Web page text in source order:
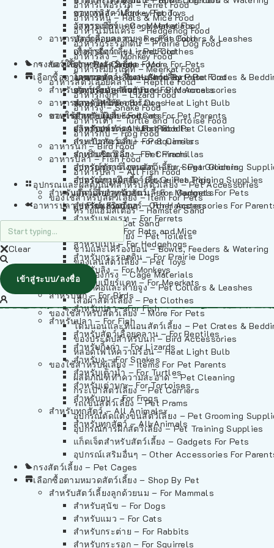
อาหารเฟอร์เร็ต – Ferret Food
อาหารหนู – Rats & Mice Food
อาหารเม่นแคระ – Hedgehog Food
อาหารกระรอกดิน – Prairie Dog Food
อาหารลิง – Monkey Food
อาหารเมียร์แคท – Meerkat Food
อาหารสัตว์เลี้อยคลาน – Reptile Food
อาหารกิ้งก่า – Lizard Food
อาหารงู – Snake Food
อาหารเต่า – Turtle and Tortoise Food
อาหารกบ – Frog Food
อาหารนก – Bird Food
อาหารปลา – Fish Food
อาหารปลา – All Fish Food
อุปกรณและผลิตภัณฑ์สำหรับสัตว์เลี้ยง – Pet Accessories
ของใช้สำหรับสัตว์เลี้ยง – Item For Pets
ทรายแฮมสเตอร์ – Hamster Sand
ทรายแมว – Cat Sand
ห้องน้ำสัตว์เลี้ยง – Pet Toilets
ชามและเครื่องป้อน – Bowls, Feeders & Watering
ของเล่นสัตว์เลี้ยง – Pet Toys
วัสดุรองกรง – Cage Materials
ปลอกคอและสายจูง – Pet Collars & Leashes
เสื้อผ้าสัตว์เลี้ยง – Pet Clothes
ของใช้สำหรับสัตว์เลี้ยง – More For Pets
โดมนอนและที่นอนสัตว์เลี้ยง – Pet Crates &
ของประดับสำหรับนก – Bird Accessories
หลอดไฟให้ความร้อน – Heat Light Bulb
ของใช้สำหรับผู้เลี้ยง – Items For Pet Parents
ผลิตภัณฑ์ทำความสะอาด – Pet Cleaning
กระเป๋าสัตว์เลี้ยง – Pet Carriers
รถเข็นสัตว์เลี้ยง – Pet Prams
อุปกรณ์ตัดแต่งขนสัตว์เลี้ยง – Pet Grooming
อุปกรณ์การฝึกสัตว์เลี้ยง – Pet Training Supplies
แก็ดเจ็ตสำหรับสัตว์เลี้ยง – Gadgets For Pets
อุปกรณ์เสริมอื่นๆ – Other Accessories For
กรงสัตว์เลี้ยง – Pet Cages
เลือกซื้อตามหมวดสัตว์เลี้ยง – Shop By Pet
สำหรับสัตว์เลี้ยงลูกด้วยนม – For Mammals
สำหรับสุนัข – For Dogs
สำหรับแมว – For Cats
สำหรับกระต่าย – For Rabbits
สำหรับกระรอก – For Squirrels
อาหารลิง – Monkey Food
อาหารเมียร์แคท – Meerkat Food
อาหารสัตว์เลี้อยคลาน – Reptile Food
อาหารกิ้งก่า – Lizard Food
อาหารงู – Snake Food
อาหารเต่า – Turtle and Tortoise Food
อาหารกบ – Frog Food
อาหารนก – Bird Food
อาหารปลา – Fish Food
อาหารปลา – All Fish Food
ของเล่นสัตว์เลี้ยง – Pet Toys
วัสดุรองกรง – Cage Materials
ปลอกคอและสายจูง – Pet Collars & Leashes
เสื้อผ้าสัตว์เลี้ยง – Pet Clothes
ของใช้สำหรับสัตว์เลี้ยง – More For Pets
โดมนอนและที่นอนสัตว์เลี้ยง – Pet Crates &
ของประดับสำหรับนก – Bird Accessories
หลอดไฟให้ความร้อน – Heat Light Bulb
ของใช้สำหรับผู้เลี้ยง – Items For Pet Parents
ผลิตภัณฑ์ทำความสะอาด – Pet Cleaning
กระเป๋าสัตว์เลี้ยง – Pet Carriers
รถเข็นสัตว์เลี้ยง – Pet Prams
อุปกรณ์ตัดแต่งขนสัตว์เลี้ยง – Pet Grooming
อุปกรณ์การฝึกสัตว์เลี้ยง – Pet Training Supplies
แก็ดเจ็ตสำหรับสัตว์เลี้ยง – Gadgets For Pets
อุปกรณ์เสริมอื่นๆ – Other Accessories For
กรงสัตว์เลี้ยง – Pet Cages
เลือกซื้อตามหมวดสัตว์เลี้ยง – Shop By Pet
สำหรับสัตว์เลี้ยงลูกด้วยนม – For Mammals
สำหรับสุนัข – For Dogs
สำหรับแมว – For Cats
สำหรับกระต่าย – For Rabbits
สำหรับกระรอก – For Squirrels
สำหรับชินชิล่า – For Chinchillas
สำหรับชูการ์ไกลเดอร์ – For Sugar Gliders
สำหรับหนูแกสบี้ – For Guinea Pigs
สำหรับสัตว์เลี้ยงลูกด้วยนม – For Mammals
สำหรับแฮมสเตอร์ – For Hamsters
สำหรับเฟอเรท – For Ferrets
สำหรับหนู – For Rats and Mice
สำหรับเม่น – For Hedgehogs
สำหรับกระรอกดิน – For Prairie Dogs
สำหรับลิง – For Monkeys
สำหรับเมียร์แคท – For Meerkats
สำหรับนก – For Birds
สำหรับปลา – For Fish
สำหรับปลา – For Fish
สำหรับสัตว์เลื้อยคลาน – For Reptiles
สำหรับกิ้งก่า – For Lizards
สำหรับงู – For Snakes
สำหรับเต่าน้ำ – For Turtles
สำหรับเต่าบก – For Tortoises
สำหรับกบ – For Frogs
สำหรับทุกสัตว์ – All Animals
สำหรับทุกสัตว์ – All Animals
อาหารปลา – Fish Food
Clear
เข้าสู่ระบบ/ลงชื่อ